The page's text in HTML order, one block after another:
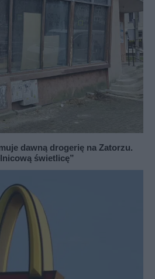
dawną drogerię na Zatorzu.
świetlicę”